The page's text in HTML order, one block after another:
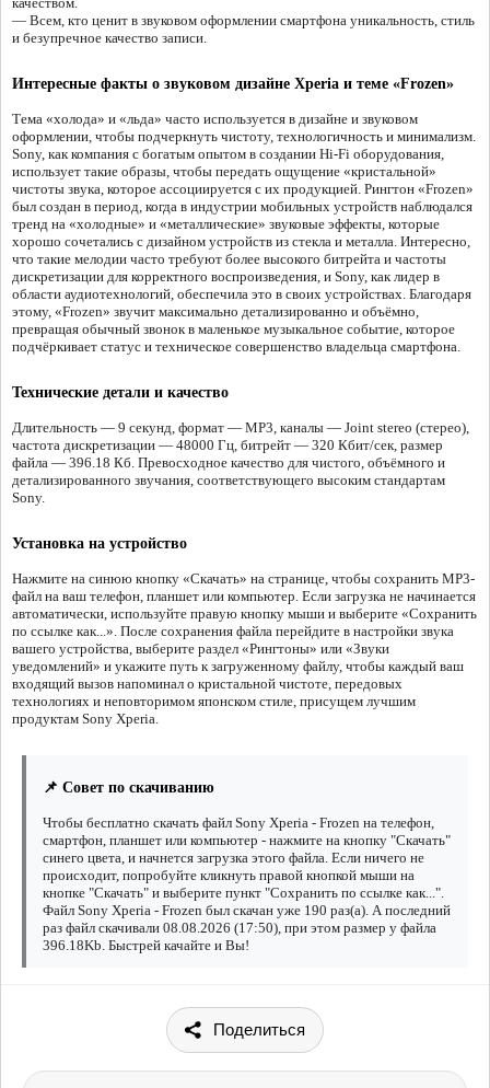
— Всем, кто ценит в звуковом оформлении смартфона уникальность, стиль
и безупречное качество записи.
Интересные факты о звуковом дизайне Xperia и теме «Frozen»
Тема «холода» и «льда» часто используется в дизайне и звуковом
оформлении, чтобы подчеркнуть чистоту, технологичность и минимализм.
Sony, как компания с богатым опытом в создании Hi-Fi оборудования,
использует такие образы, чтобы передать ощущение «кристальной»
чистоты звука, которое ассоциируется с их продукцией. Рингтон «Frozen»
был создан в период, когда в индустрии мобильных устройств наблюдался
тренд на «холодные» и «металлические» звуковые эффекты, которые
хорошо сочетались с дизайном устройств из стекла и металла. Интересно,
что такие мелодии часто требуют более высокого битрейта и частоты
дискретизации для корректного воспроизведения, и Sony, как лидер в
области аудиотехнологий, обеспечила это в своих устройствах. Благодаря
этому, «Frozen» звучит максимально детализированно и объёмно,
превращая обычный звонок в маленькое музыкальное событие, которое
подчёркивает статус и техническое совершенство владельца смартфона.
Технические детали и качество
Длительность — 9 секунд, формат — MP3, каналы — Joint stereo (стерео),
частота дискретизации — 48000 Гц, битрейт — 320 Кбит/сек, размер
файла — 396.18 Кб. Превосходное качество для чистого, объёмного и
детализированного звучания, соответствующего высоким стандартам
Sony.
Установка на устройство
Нажмите на синюю кнопку «Скачать» на странице, чтобы сохранить MP3-
файл на ваш телефон, планшет или компьютер. Если загрузка не начинается
автоматически, используйте правую кнопку мыши и выберите «Сохранить
по ссылке как...». После сохранения файла перейдите в настройки звука
вашего устройства, выберите раздел «Рингтоны» или «Звуки
уведомлений» и укажите путь к загруженному файлу, чтобы каждый ваш
входящий вызов напоминал о кристальной чистоте, передовых
технологиях и неповторимом японском стиле, присущем лучшим
продуктам Sony Xperia.
📌 Совет по скачиванию
Чтобы бесплатно скачать файл Sony Xperia - Frozen на телефон,
смартфон, планшет или компьютер - нажмите на кнопку "Скачать"
синего цвета, и начнется загрузка этого файла. Если ничего не
происходит, попробуйте кликнуть правой кнопкой мыши на
кнопке "Скачать" и выберите пункт "Сохранить по ссылке как...".
Файл Sony Xperia - Frozen был скачан уже 190 раз(а). А последний
раз файл скачивали 08.08.2026 (17:50), при этом размер у файла
396.18Kb. Быстрей качайте и Вы!
Поделиться